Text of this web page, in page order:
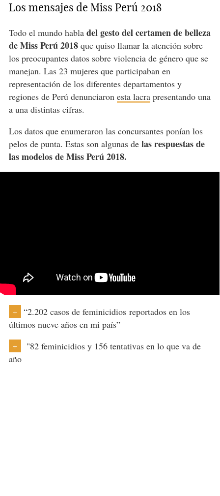
Los mensajes de Miss Perú 2018
Todo el mundo habla del gesto del certamen de belleza
de Miss Perú 2018que quiso llamar la atención sobre
los preocupantes datos sobre violencia de género que se
manejan. Las 23 mujeres que participaban en
representación de los diferentes departamentos y
regiones de Perú denunciaron esta lacrapresentando una
a una distintas cifras.
Los datos que enumeraron las concursantes ponían los
pelos de punta. Estas son algunas de las respuestas de
las modelos de Miss Perú 2018.
+
“2.202 casos de feminicidios reportados en los
últimos nueve años en mi país”
+
"82 feminicidios y 156 tentativas en lo que va de
año